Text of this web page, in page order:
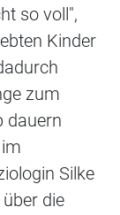
so voll",
Kinder
zum
dauern
Silke
die